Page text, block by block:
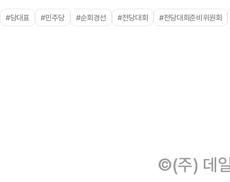
#당대표 #민주당 #순회경선 #전당대회 #전당대회준비위원회
©(주) 데